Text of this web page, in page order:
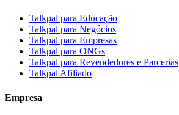
Talkpal para Educação
Talkpal para Negócios
Talkpal para Empresas
Talkpal para ONGs
Talkpal para Revendedores e Parcerias
Talkpal Afiliado
Empresa